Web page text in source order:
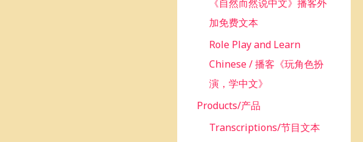
《自然而然说中文》播客外
加免费文本
Role Play and Learn
Chinese / 播客《玩角色扮
演，学中文》
Products/产品
Transcriptions/节目文本